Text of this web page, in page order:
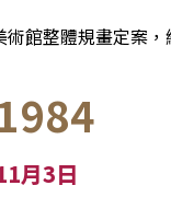
術館整體規畫定案
月3日